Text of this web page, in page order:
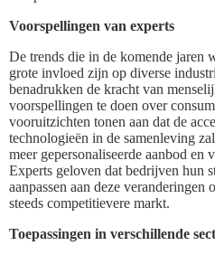
Voorspellingen van experts
De trends die in de komende jaren
grote invloed zijn op diverse
benadrukken de kracht van
voorspellingen te doen over
vooruitzichten tonen aan dat de
technologieën in de samenleving
meer gepersonaliseerde aanbod en
Experts geloven dat bedrijven hun
aanpassen aan deze
steeds competitievere markt.
Toepassingen in verschillende